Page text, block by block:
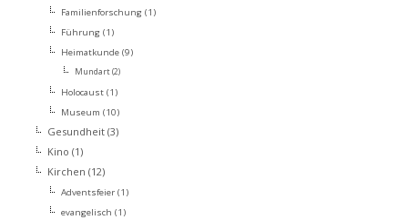
Familienforschung (1)
Führung (1)
Heimatkunde(9)
Mundart(2)
Holocaust(1)
Museum (10)
Gesundheit(3)
Kino (1)
Kirchen (12)
Adventsfeier(1)
evangelisch (1)